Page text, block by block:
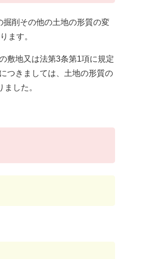
掘削その他の土地の形質の変
ます。
敷地又は法第3条第1項に規定
つきましては、土地の形質の
ました。